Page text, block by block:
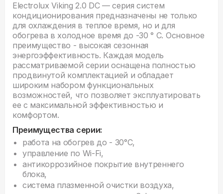
Electrolux Viking 2.0 DC — серия систем
кондиционирования предназначены не только
для охлаждения в теплое время, но и для
обогрева в холодное время до -30 ° C. Основное
преимущество - высокая сезонная
энергоэффективность. Каждая модель
рассматриваемой серии оснащена полностью
продвинутой комплектацией и обладает
широким набором функциональных
возможностей, что позволяет эксплуатировать
ее с максимальной эффективностью и
комфортом.
Преимущества серии:
работа на обогрев до - 30°С,
управление по Wi-Fi,
антикоррозийное покрытие внутреннего
блока,
система плазменной очистки воздуха,